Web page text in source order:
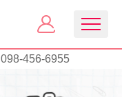
098-456-6955